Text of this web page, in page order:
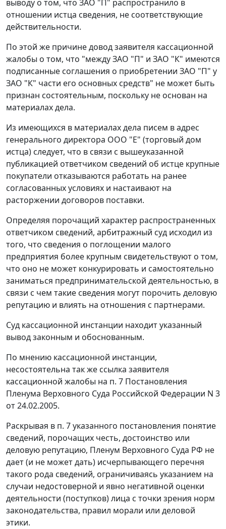
выводу о том, что ЗАО "П" распространило в
отношении истца сведения, не соответствующие
действительности.
По этой же причине довод заявителя кассационной
жалобы о том, что "между ЗАО "П" и ЗАО "К" имеются
подписанные соглашения о приобретении ЗАО "П" у
ЗАО "К" части его основных средств" не может быть
признан состоятельным, поскольку не основан на
материалах дела.
Из имеющихся в материалах дела писем в адрес
генерального директора ООО "Е" (торговый дом
истца) следует, что в связи с вышеуказанной
публикацией ответчиком сведений об истце крупные
покупатели отказываются работать на ранее
согласованных условиях и настаивают на
расторжении договоров поставки.
Определяя порочащий характер распространенных
ответчиком сведений, арбитражный суд исходил из
того, что сведения о поглощении малого
предприятия более крупным свидетельствуют о том,
что оно не может конкурировать и самостоятельно
заниматься предпринимательской деятельностью, в
связи с чем такие сведения могут порочить деловую
репутацию и влиять на отношения с партнерами.
Суд кассационной инстанции находит указанный
вывод законным и обоснованным.
По мнению кассационной инстанции,
несостоятельна так же ссылка заявителя
кассационной жалобы на п. 7 Постановления
Пленума Верховного Суда Российской Федерации N 3
от 24.02.2005.
Раскрывая в п. 7 указанного постановления понятие
сведений, порочащих честь, достоинство или
деловую репутацию, Пленум Верховного Суда РФ не
дает (и не может дать) исчерпывающего перечня
такого рода сведений, ограничиваясь указанием на
случаи недостоверной и явно негативной оценки
деятельности (поступков) лица с точки зрения норм
законодательства, правил морали или деловой
этики.